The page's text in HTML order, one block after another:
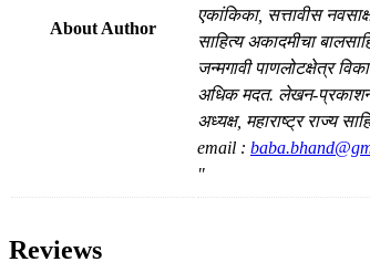
About Author
एकांकिका, सत्तावीस
साहित्य अकादमीचा
जन्मगावी पाणलोटक्षेत्र
अधिक मदत. लेखन-
अध्यक्ष, महाराष्ट्र राज्य
email :
"
Reviews